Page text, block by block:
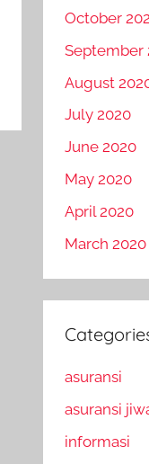
October
September
August
July 2020
June 2020
May 2020
April 2020
March 2020
asuransi
asuransi
informasi